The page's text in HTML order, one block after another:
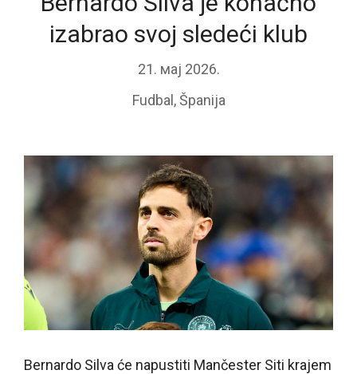
izabrao svoj sledeći klub
21. мај 2026.
Fudbal ,Španija
Bernardo Silva će napustiti Mančester Siti krajem